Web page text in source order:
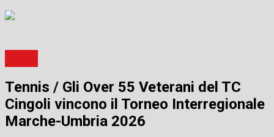
Tennis / Gli Over 55 Veterani del TC
Cingoli vincono il Torneo Interregionale
Marche-Umbria 2026